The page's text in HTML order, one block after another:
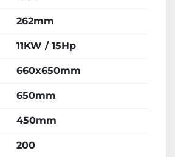
262mm
11KW / 15Hp
660x650mm
650mm
450mm
200